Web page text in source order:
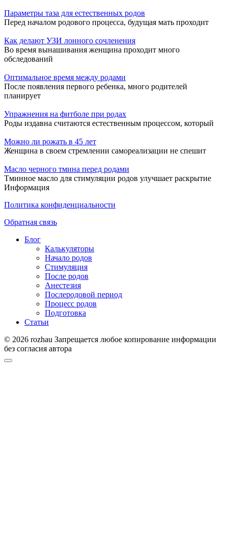
Параметры таза для естественных родов
Перед началом родового процесса, будущая мать проходит
Как делают УЗИ лонного сочленения
Во время вынашивания женщина проходит много
обследований
Оптимальное время между родами
После появления первого ребенка, много родителей
планирует
Упражнения на фитболе при родах
Роды издавна считаются естественным процессом, который
Можно ли рожать в 45 лет
Женщина в своем стремлении самореализации не спешит
Масло черного тмина перед родами
Тминное масло для стимуляции родов улучшает раскрытие
Информация
Политика конфиденциальности
Обратная связь
Блог
Калькуляторы
Начало родов
Стимуляция
После родов
Анестезия
Послеродовой период
Процесс родов
Подготовка
Статьи
© 2026 rozhau Запрещается любое копирование информации
без согласия автора